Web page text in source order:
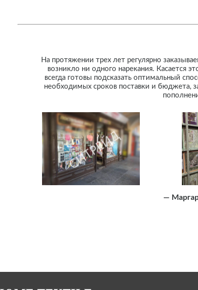
На протяжении трех лет регулярно
возникло ни одного нарекания. Касается
всегда готовы подсказать оптимальный
необходимых сроков поставки и бюджета,
—